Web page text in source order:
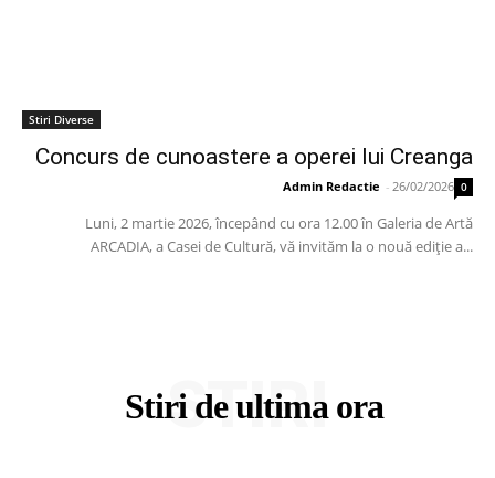
Stiri Diverse
Concurs de cunoastere a operei lui Creanga
Admin Redactie - 26/02/2026 0
Luni, 2 martie 2026, începând cu ora 12.00 în Galeria de Artă
ARCADIA, a Casei de Cultură, vă invităm la o nouă ediție a...
Stiri de ultima ora
STIRI